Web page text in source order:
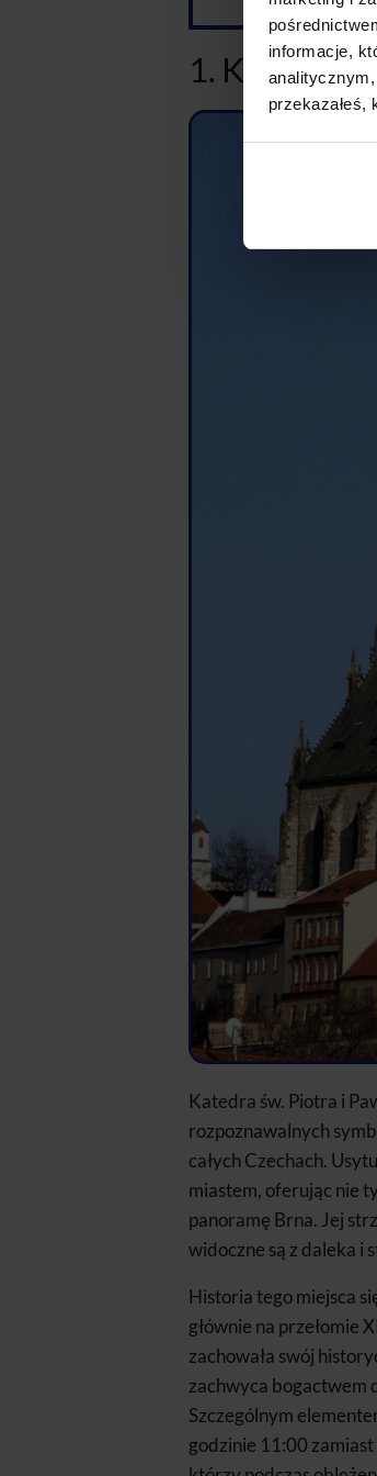
informacje,
przekazałeś,
1. Katedra
Katedra św. Piotra i
rozpoznawalnych
całych Czechach.
miastem, oferując nie
panoramę Brna. Jej
widoczne są z daleka i
Historia tego miejsca
głównie na przełomie
zachowała swój
zachwyca bogactwem
Szczególnym
godzinie 11:00